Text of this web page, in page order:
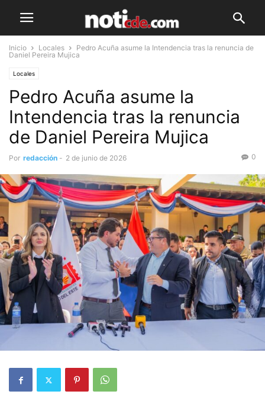
Inicio Locales
Pedro Acuña asume la Intendencia tras la renuncia de
Daniel Pereira Mujica
Locales
Pedro Acuña asume la
Intendencia tras la renuncia
de Daniel Pereira Mujica
Por redacción - 2 de junio de 2026 0